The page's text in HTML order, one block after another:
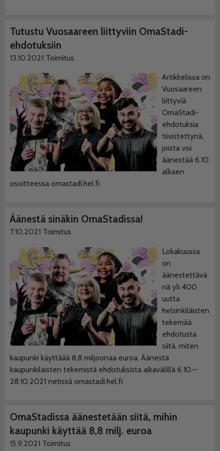
Tutustu Vuosaareen liittyviin OmaStadi-
ehdotuksiin
13.10.2021 Toimitus
Artikkelissa on
Vuosaareen
liittyviä
OmaStadi-
ehdotuksia
tiivistettynä,
joista voi
äänestää 6.10.
alkaen
osoitteessa omastadi.hel.fi
Äänestä sinäkin OmaStadissa!
7.10.2021 Toimitus
Lokakuussa
on
äänestettävä
nä yli 400
uutta
helsinkiläisten
tekemää
ehdotusta
siitä, miten
kaupunki käyttäää 8,8 miljoonaa euroa. Äänestä
kaupunkilaisten tekemistä ehdotuksista aikavälillä 6.10.–
28.10.2021 netissä omastadi.hel.fi
OmaStadissa äänestetään siitä, mihin
kaupunki käyttää 8,8 milj. euroa
15.9.2021 Toimitus